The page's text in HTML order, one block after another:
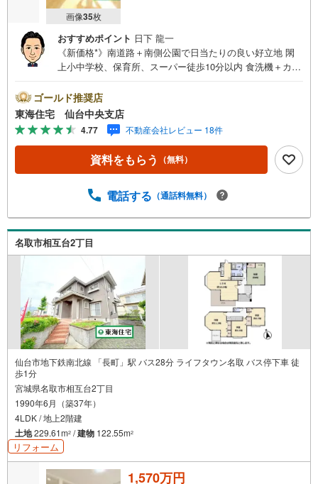
画像35枚
おすすめポイント 日下 龍一
《新価格*》南道路＋南側公園で日当たりの良い好立地 閖
上小中学校、保育所、スーパー徒歩10分以内 食洗機＋カッ
学校・保育所・スーパー・公園が近隣にそろう子育てにも
嬉しい住環境〇南道路に面した陽当たりの良い立地 全室カ
ーテンレール付 *ライフインフォメーション *閖上小中学
校:徒歩2分閖上保育所:徒歩2分イトーチェーンフーズガー
デンゆりあげ食彩館:徒歩8分*購入サポート情報 *1.お客様
のご希望・弊社おすすめの金融機関での住宅ローン事前審
安が知りたい人もお気軽にご相談下さい 2.ご来店・ご見学
ご希望の際は、事前にご予約をお願い致します
ゴールド推奨店
東海住宅 仙台中央支店
4.77 不動産会社レビュー 18件
資料をもらう （無料）
電話する （通話料無料）
名取市相互台2丁目
仙台市地下鉄南北線 「長町」駅 バス28分 ライフタウン名取 バス停下車 徒
歩1分
宮城県名取市相互台2丁目
1990年6月（築37年）
4LDK / 地上2階建
土地229.61m2 /建物 122.55m2
リフォーム
1,570万円